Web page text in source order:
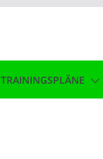
TRAININGSPLÄNE